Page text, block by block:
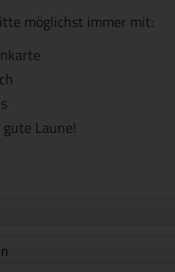
möglichst immer mit:
Laune!